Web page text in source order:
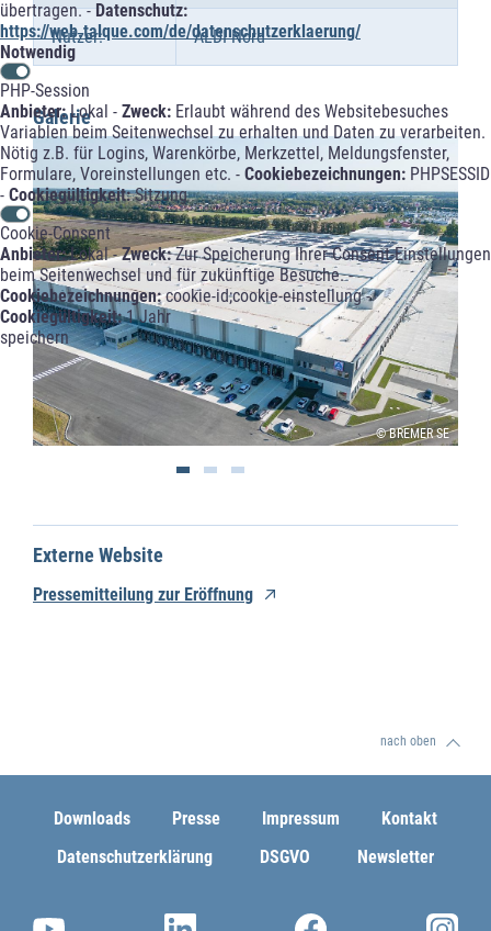
übertragen. -Datenschutz:
https://web.talque.com/de/datenschutzerklaerung/
Notwendig
PHP-Session
Anbieter:Lokal - Zweck: Erlaubt während des Websitebesuches
Variablen beim Seitenwechsel zu erhalten und Daten zu verarbeiten.
Nötig z.B. für Logins, Warenkörbe, Merkzettel, Meldungsfenster,
Formulare, Voreinstellungen etc. - Cookiebezeichnungen: PHPSESSID
- Cookiegültigkeit:Sitzung
Cookie-Consent
Anbieter:Lokal -Zweck:Zur Speicherung Ihrer Consent-Einstellungen
beim Seitenwechsel und für zukünftige Besuche. -
Cookiebezeichnungen:cookie-id;cookie-einstellung -
Cookiegültigkeit:1 Jahr
speichern
Nutzer: ALDI Nord
Galerie
© BREMER SE
Externe Website
Pressemitteilung zur Eröffnung
nach oben
Downloads Presse Impressum
Kontakt
Datenschutzerklärung
DSGVO Newsletter